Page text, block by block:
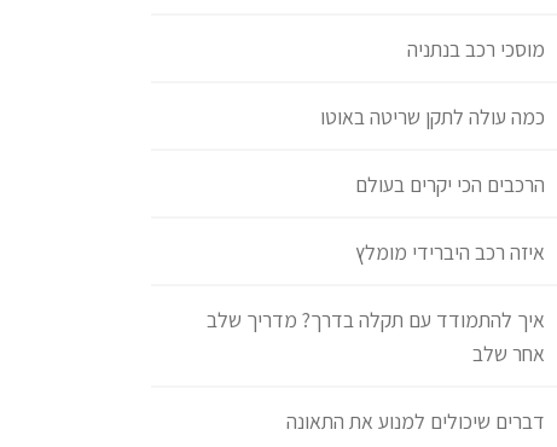
מוסכי רכב בנתניה
כמה עולה לתקן שריטה באוטו
הרכבים הכי יקרים בעולם
איזה רכב היברידי מומלץ
איך להתמודד עם תקלה בדרך? מדריך שלב
אחר שלב
דברים שיכולים למנוע את התאונה